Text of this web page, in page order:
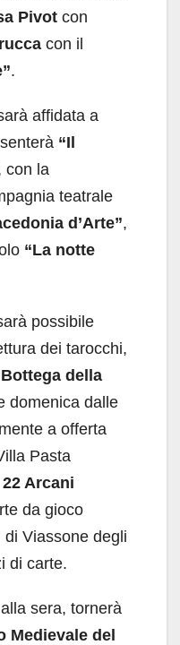
Pivot con
con il
.
affidata a
“Il
con la
teatrale
d’Arte”,
“La notte
possibile
dei tarocchi,
Bottega della
domenica dalle
a offerta
Pasta
22 Arcani
da gioco
di Viassone degli
di carte.
sera, tornerà
Medievale del